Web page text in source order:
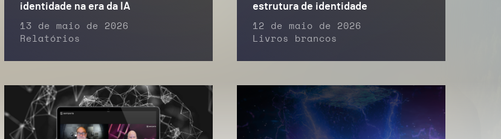
identidade na era da IA
13 de maio de 2026
Relatórios
estrutura de identidade
12 de maio de 2026
Livros brancos